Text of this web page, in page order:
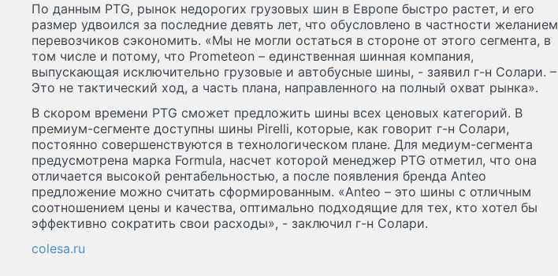
По данным PTG, рынок недорогих грузовых шин в Европе быстро растет, и его
размер удвоился за последние девять лет, что обусловлено в частности желанием
перевозчиков сэкономить. «Мы не могли остаться в стороне от этого сегмента, в
том числе и потому, что Prometeon – единственная шинная компания,
выпускающая исключительно грузовые и автобусные шины, - заявил г-н Солари. –
Это не тактический ход, а часть плана, направленного на полный охват рынка».
В скором времени PTG сможет предложить шины всех ценовых категорий. В
премиум-сегменте доступны шины Pirelli, которые, как говорит г-н Солари,
постоянно совершенствуются в технологическом плане. Для медиум-сегмента
предусмотрена марка Formula, насчет которой менеджер PTG отметил, что она
отличается высокой рентабельностью, а после появления бренда Anteo
предложение можно считать сформированным. «Anteo – это шины с отличным
соотношением цены и качества, оптимально подходящие для тех, кто хотел бы
эффективно сократить свои расходы», - заключил г-н Солари.
colesa.ru